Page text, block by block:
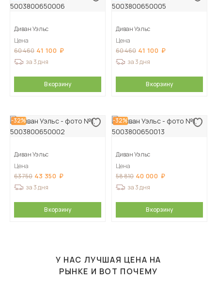
Диван Уэльс
Цена
60 460 41 100
за 3 дня
В корзину
Диван Уэльс
Цена
60 460 41 100
за 3 дня
В корзину
-32%
Диван Уэльс
Цена
63 750 43 350
за 3 дня
В корзину
-32%
Диван Уэльс
Цена
58 810 40 000
за 3 дня
В корзину
У НАС ЛУЧШАЯ ЦЕНА НА
РЫНКЕ И ВОТ ПОЧЕМУ